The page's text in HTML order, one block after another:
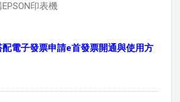
印表機
電子發票申請e首發票開通與使用方